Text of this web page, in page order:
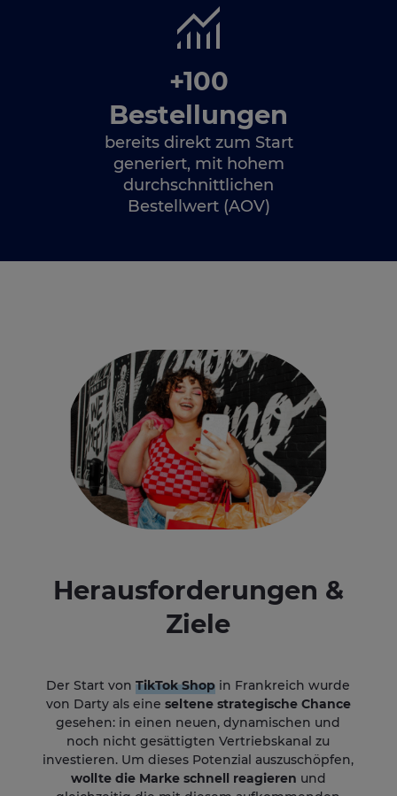
+100
Bestellungen
bereits direkt zum Start
generiert, mit hohem
durchschnittlichen
Bestellwert (AOV)
Herausforderungen &
Ziele
Der Start vonTikTok Shop in Frankreich wurde
von Darty als eine seltene strategische Chance
gesehen: in einen neuen, dynamischen und
noch nicht gesättigten Vertriebskanal zu
investieren. Um dieses Potenzial auszuschöpfen,
wollte die Marke schnell reagieren und